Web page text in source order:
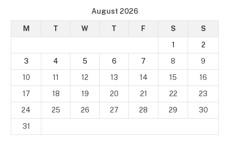
August 2026
M T W T F S
S
1
2
3
4 5 6 7 8
9
10
11 12 13 14 15
16
17
18 19 20 21 22
23
24
25 26 27 28 29
30
31